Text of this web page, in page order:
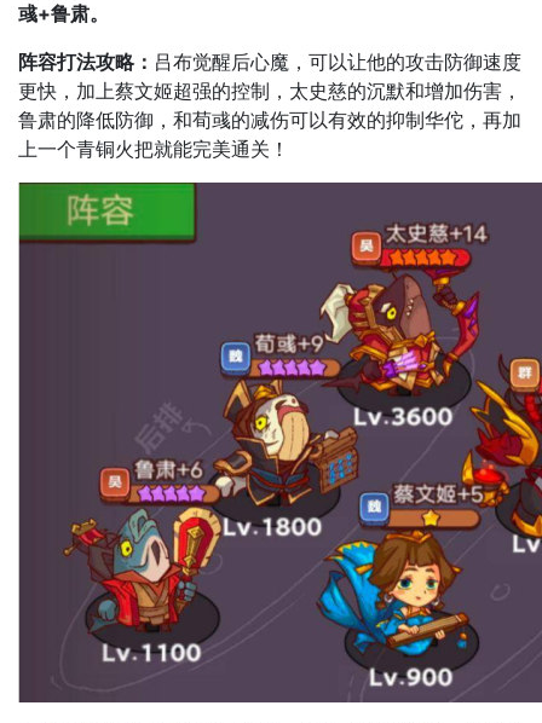
彧+鲁肃。
阵容打法攻略： 吕布觉醒后心魔，可以让他的攻击防御速度
更快，加上蔡文姬超强的控制，太史慈的沉默和增加伤害，
鲁肃的降低防御，和荀彧的减伤可以有效的抑制华佗，再加
上一个青铜火把就能完美通关！